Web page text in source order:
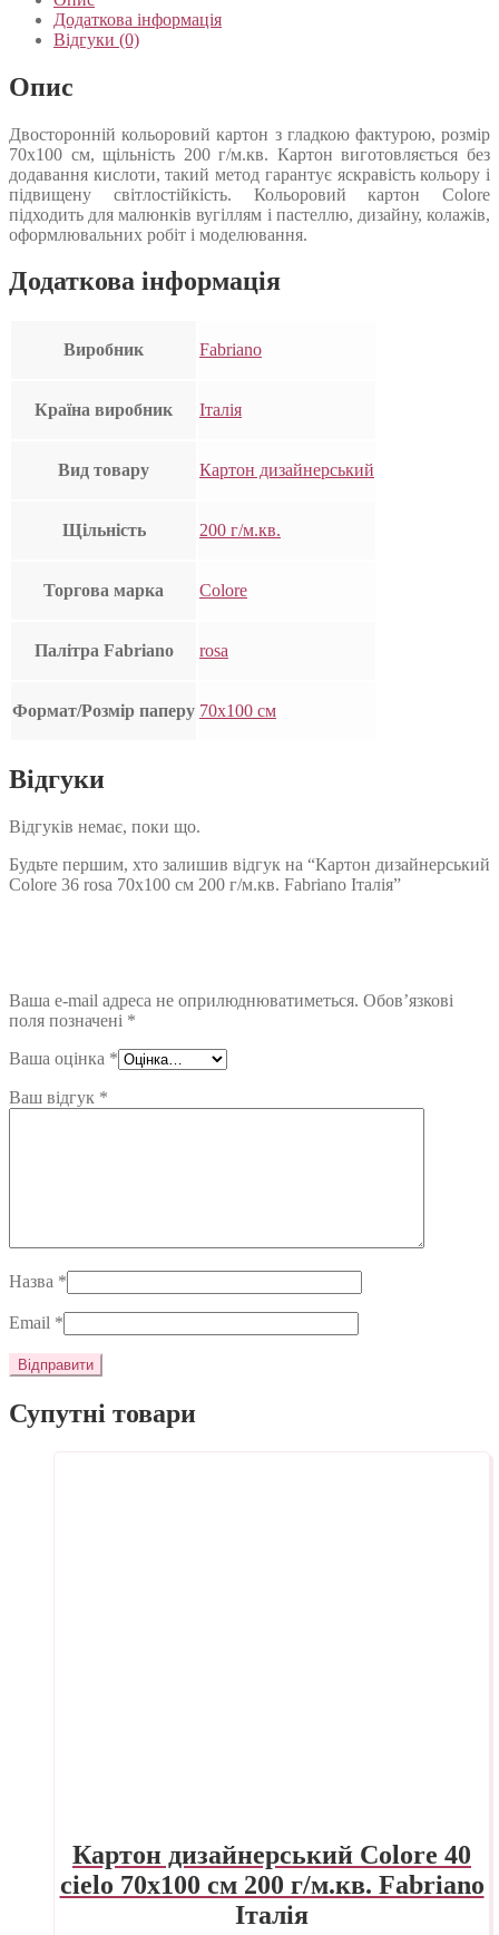
Додаткова інформація
Відгуки (0)
Опис
Двосторонній кольоровий картон з гладкою фактурою, розмір
70х100 см, щільність 200 г/м.кв. Картон виготовляється без
додавання кислоти, такий метод гарантує яскравість кольору і
підвищену світлостійкість. Кольоровий картон Colore
підходить для малюнків вугіллям і пастеллю, дизайну, колажів,
оформлювальних робіт і моделювання.
Додаткова інформація
Виробник Fabriano
Країна виробник Італія
Вид товару Картон дизайнерський
Щільність 200 г/м.кв.
Торгова марка Colore
Палітра Fabriano rosa
Формат/Розмір паперу 70х100 см
Відгуки
Відгуків немає, поки що.
Будьте першим, хто залишив відгук на “Картон дизайнерський
Colore 36 rosa 70х100 см 200 г/м.кв. Fabriano Італія”
Ваша e-mail адреса не оприлюднюватиметься. Обов’язкові
поля позначені *
Ваша оцінка *
Ваш відгук *
Назва *
Email *
Супутні товари
Картон дизайнерський Colore 40
cielo 70х100 см 200 г/м.кв. Fabriano
Італія